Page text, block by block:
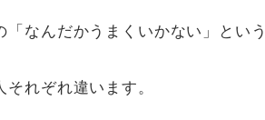
なんだかうまくいかない」とい
れぞれ違います。